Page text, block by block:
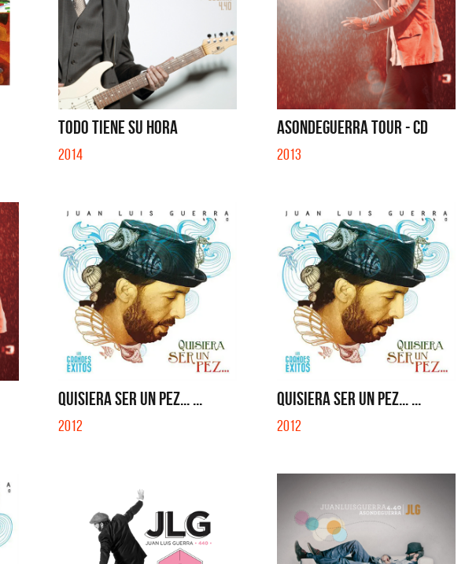
TODO TIENE SU HORA
2014
ASONDEGUERRA TOUR - CD
2013
QUISIERA SER UN PEZ... ...
2012
QUISIERA SER UN PEZ... ...
2012
Migrantes
SI NO ES CON VOS - SINGLE
Los Palmeras
YO SOY - SINGLE